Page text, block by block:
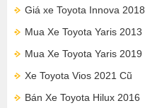
Giá xe Toyota Innova 2018
Mua Xe Toyota Yaris 2013
Mua Xe Toyota Yaris 2019
Xe Toyota Vios 2021 Cũ
Bán Xe Toyota Hilux 2016